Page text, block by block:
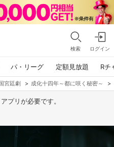
検索 ログイン
パ・リーグ 定額見放題 Rチ
宮廷劇 > 成化十四年～都に咲く秘密～ >
プリが必要です。